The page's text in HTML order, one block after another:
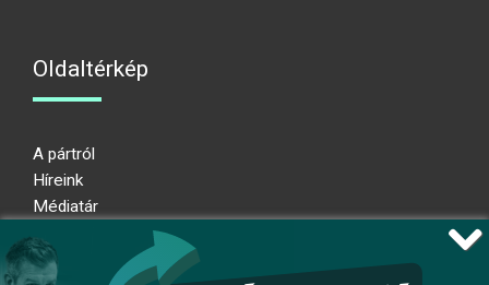
Oldaltérkép
A pártról
Híreink
Médiatár
Adatkezelési nyilatkozat